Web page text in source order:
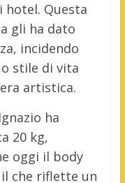
Questa
gli ha dato
incidendo
stile di vita
artistica.
ha
20 kg,
oggi il body
che riflette un